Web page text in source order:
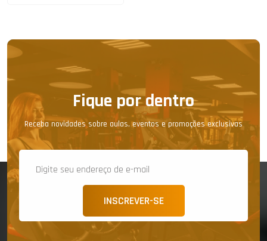
Fique por dentro
Receba novidades sobre aulas, eventos e promoções exclusivas
INSCREVER-SE